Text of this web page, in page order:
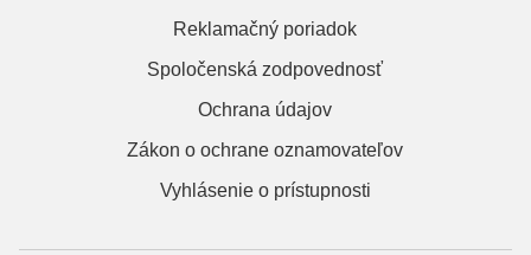
Reklamačný poriadok
Spoločenská zodpovednosť
Ochrana údajov
Zákon o ochrane oznamovateľov
Vyhlásenie o prístupnosti